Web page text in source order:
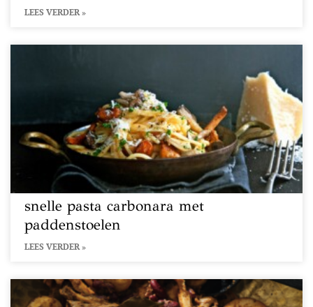
LEES VERDER »
snelle pasta carbonara met
paddenstoelen
LEES VERDER »